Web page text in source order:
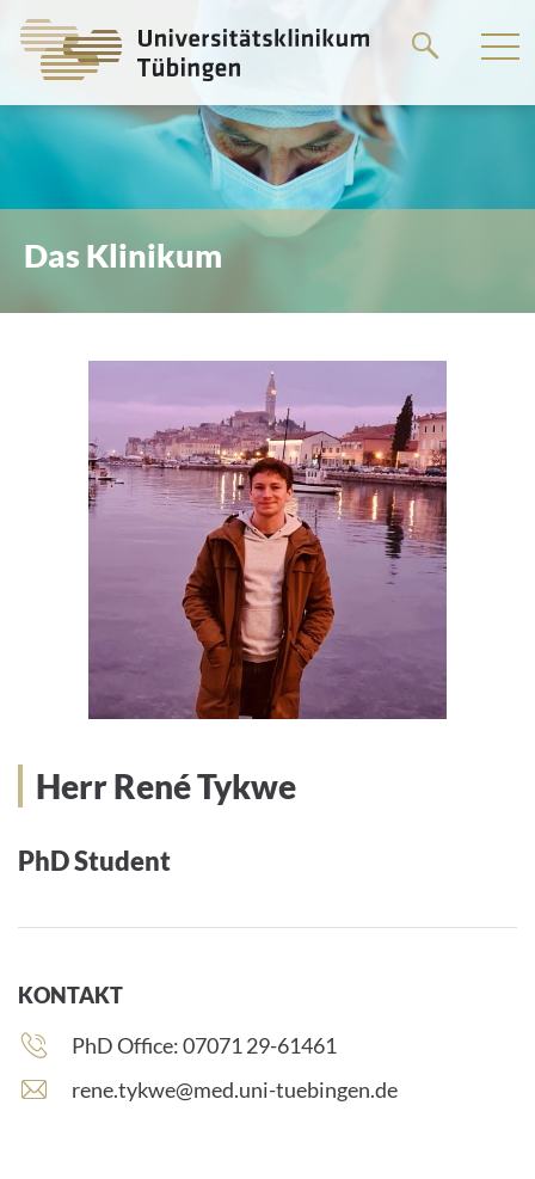
zum
Das Klinikum
Herr René Tykwe
PhD Student
KONTAKT
Telefonnummer:
PhD Office: 07071 29-61461
E
rene.tykwe@med.uni-tuebingen.de